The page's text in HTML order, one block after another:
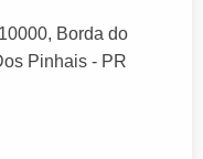
Borda do
Pinhais - PR